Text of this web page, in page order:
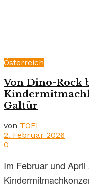
Österreich
Von Dino-Rock
Galtür
von TOFI
2. Februar 2026
0
Im Februar und